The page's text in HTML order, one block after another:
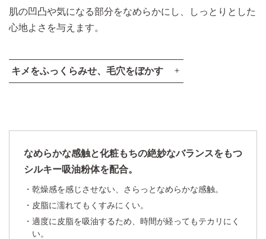
肌の凹凸や気になる部分をなめらかにし、しっとりとした
心地よさを与えます。
キメをふっくらみせ、毛穴をぼかす
従来技術
コーティング技術
なめらかな感触と化粧もちの絶妙なバランスをもつ
シルキー吸油粉体を配合。
乾燥感を感じさせない、さらっとなめらかな感触。
皮脂に濡れてもくすみにくい。
適度に皮脂を吸油するため、時間が経ってもテカリにく
い。